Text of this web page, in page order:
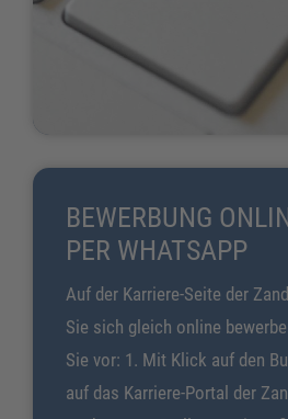
BEWERBUNG
PER WHATSAPP
Auf der Karriere-Seite der
Sie sich gleich online
Sie vor: 1. Mit Klick auf den
auf das Karriere-Portal der